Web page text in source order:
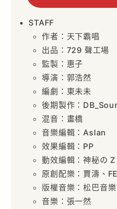
STAFF
作者：天下霸唱
出品：729 聲工場
監製：惠子
導演：郭浩然
編劇：東未未
後期製作：
混音：畫橋
音樂編輯：Aslan
效果編輯：PP
動效編輯：神秘の Z
原創配樂：賈濤、
版權音樂：松巴音樂
音樂：張一然